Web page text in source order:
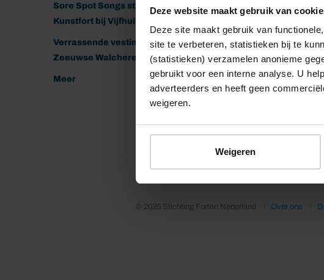
Deze website maakt gebruik van
Deze site maakt gebruik van
site te verbeteren, statistieken bij te
(statistieken) verzamelen anonieme
gebruikt voor een interne analyse. U
adverteerders en heeft geen
weigeren.
Weigeren
Sore Spot Songs strijkt neer op het
Kunstfort bij Vijfhuizen
Verrassende vestingen van het
Zeeuwse Walcheren
Meer
© 2026 Stichting Forten Nederland Over ons